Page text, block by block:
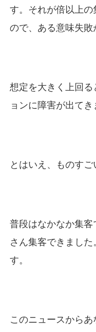
す。それが倍以上
ので、ある意味失敗
想定を大きく上回
ョンに障害が出てき
とはいえ、ものすご
普段はなかなか集客
さん集客できまし
す。
このニュースから